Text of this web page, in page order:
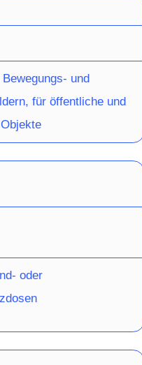
Bewegungs- und
für öffentliche und
oder